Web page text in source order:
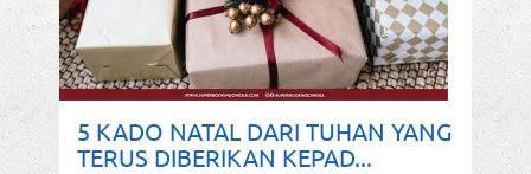
5 KADO NATAL DARI TUHAN YANG
TERUS DIBERIKAN KEPAD...